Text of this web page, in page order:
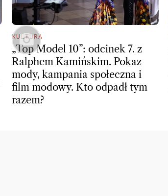
KULTURA
„Top Model 10”: odcinek 7. z
Ralphem Kamińskim. Pokaz
mody, kampania społeczna i
film modowy. Kto odpadł tym
razem?